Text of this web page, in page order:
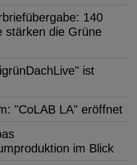
140
stärken die Grüne
ist
"CoLAB LA" eröffnet
im Blick